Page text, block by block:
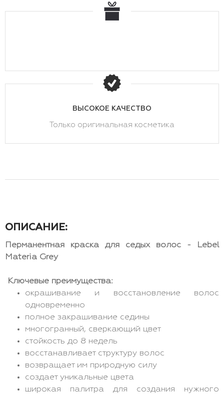
ВЫСОКОЕ КАЧЕСТВО
Только оригинальная косметика
ОПИСАНИЕ:
Перманентная краска для седых волос - Lebel
Materia Grey
Ключевые преимущества:
окрашивание и восстановление волос
одновременно
полное закрашивание седины
многогранный, сверкающий цвет
стойкость до 8 недель
восстанавливает структуру волос
возвращает им природную силу
создает уникальные цвета
широкая палитра для создания нужного